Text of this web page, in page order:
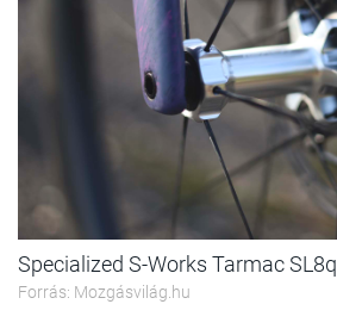
Specialized S-Works Tarmac SL8q
Forrás: Mozgásvilág.hu